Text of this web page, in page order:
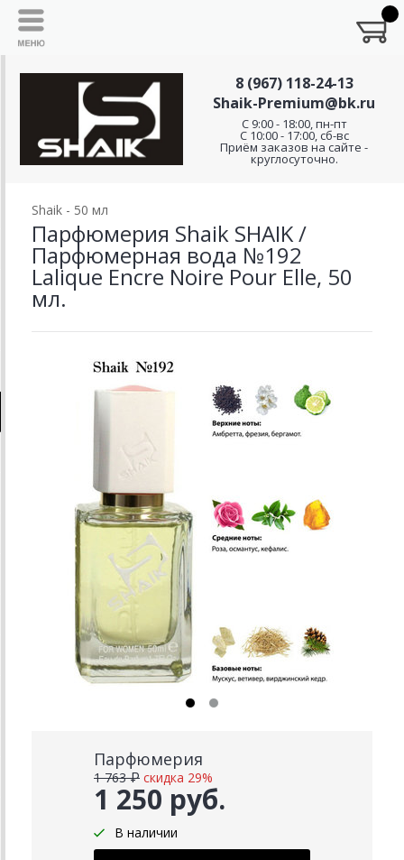
8 (967) 118-24-13
Shaik-Premium@bk.ru
C 9:00 - 18:00, пн-пт
С 10:00 - 17:00, сб-вс
Приём заказов на сайте -
круглосуточно.
Shaik - 50 мл
Парфюмерия Shaik SHAIK /
Парфюмерная вода №192
Lalique Encre Noire Pour Elle, 50
мл.
Парфюмерия
1 250 руб.
1 763 ₽ скидка 29%
В наличии